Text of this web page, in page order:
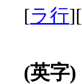
[ラ行][
(英字)